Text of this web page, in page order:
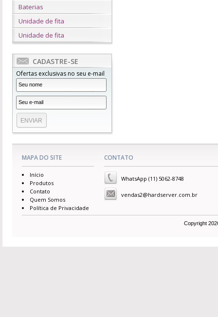
Baterias
Unidade de fita
Unidade de fita
CADASTRE-SE
Ofertas exclusivas no seu e-mail
MAPA DO SITE
Início
Produtos
Contato
Quem Somos
Política de Privacidade
CONTATO
WhatsApp (11) 5062-8748
vendas2@hardserver.com.br
Copyright